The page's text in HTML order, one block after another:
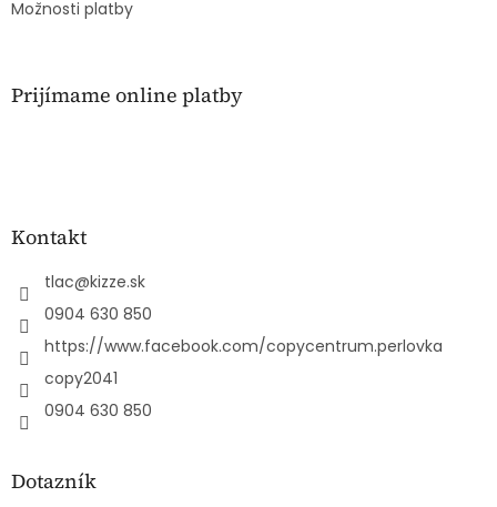
Možnosti platby
Prijímame online platby
Kontakt
tlac@kizze.sk
0904 630 850
https://www.facebook.com/copycentrum.perlovka
copy2041
0904 630 850
Dotazník